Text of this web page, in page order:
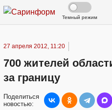
Темный режим
27 апреля 2012, 11:20
700 жителей
за границу
Поделиться
новостью: